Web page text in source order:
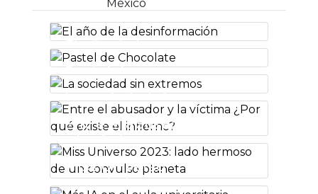
El año de la
desinformación
Pastel de
Chocolate
La sociedad sin
extremos
Entre el abusador
y la víctima ¿Por
qué existe el
infierno?
Miss Universo
2023: lado